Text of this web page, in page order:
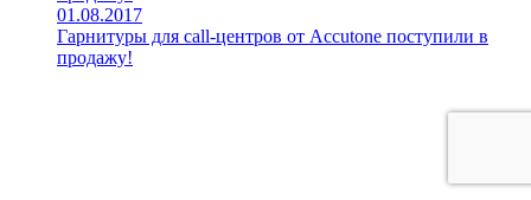
01.08.2017
Гарнитуры для call-центров от Accutone поступили в
продажу!